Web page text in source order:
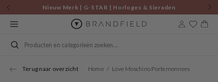
Skip to
content
Nieuw Merk | G-STAR | Horloges & Sieraden
Cart
Search
Terug naar overzicht Home Love Moschino Portemonnees